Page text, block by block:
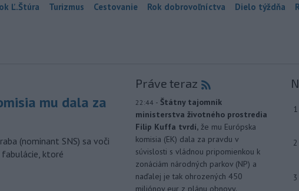
Ľ.Štúra Turizmus Cestovanie Rok dobrovoľníctva Dielo týždňa
mu dala za
(nominant SNS) sa voči
ktoré
Práve teraz
22:44 - Štátny tajomník
ministerstva životného prostredia
Filip Kuffa tvrdí, že mu Európska
komisia (EK) dala za pravdu v
súvislosti s vládnou pripomienkou k
zonáciám národných parkov (NP) a
naďalej je tak ohrozených 450
miliónov eur z plánu obnovy.
1
2
3